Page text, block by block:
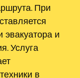
При
и
Услуга
в